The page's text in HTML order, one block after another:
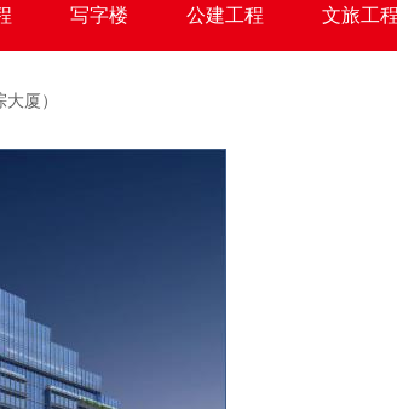
写字楼 公建工程 文旅工程
楼项目（天琮大
厦）